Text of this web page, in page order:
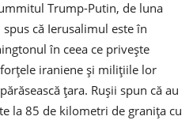
Trump-Putin, de luna
că Ierusalimul este în
în ceea ce privește
iraniene și milițiile lor
țara. Rușii spun că au
la 85 de kilometri de granița cu